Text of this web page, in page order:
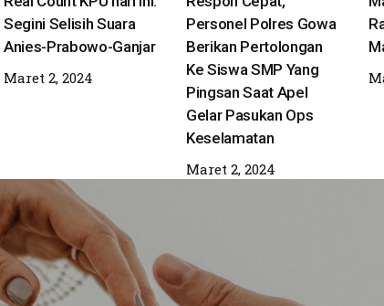
Segini Selisih Suara
Anies-Prabowo-Ganjar
Maret 2, 2024
Personel Polres Gowa
Berikan Pertolongan
Ke Siswa SMP Yang
Pingsan Saat Apel
Gelar Pasukan Ops
Keselamatan
Maret 2, 2024